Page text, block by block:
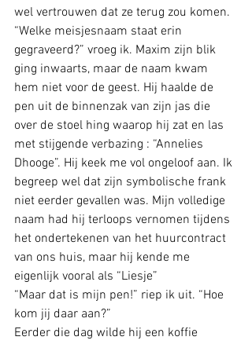
wel vertrouwen dat ze terug zou komen.
“Welke meisjesnaam staat erin
gegraveerd?” vroeg ik. Maxim zijn blik
ging inwaarts, maar de naam kwam
hem niet voor de geest. Hij haalde de
pen uit de binnenzak van zijn jas die
over de stoel hing waarop hij zat en las
met stijgende verbazing : “Annelies
Dhooge”. Hij keek me vol ongeloof aan. Ik
begreep wel dat zijn symbolische frank
niet eerder gevallen was. Mijn volledige
naam had hij terloops vernomen tijdens
het ondertekenen van het huurcontract
van ons huis, maar hij kende me
eigenlijk vooral als “Liesje”
“Maar dat is mijn pen!” riep ik uit. “Hoe
kom jij daar aan?”
Eerder die dag wilde hij een koffie